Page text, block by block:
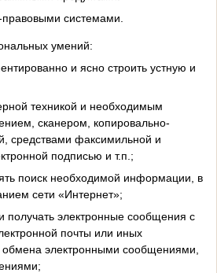
правовыми системами.
умений:
и ясно строить устную и
техникой и необходимым
сканером, копировально-
средствами факсимильной и
подписью и т.п.;
поиск необходимой информации, в
сети «Интернет»;
получать электронные сообщения с
почты или иных
обмена электронными сообщениями,